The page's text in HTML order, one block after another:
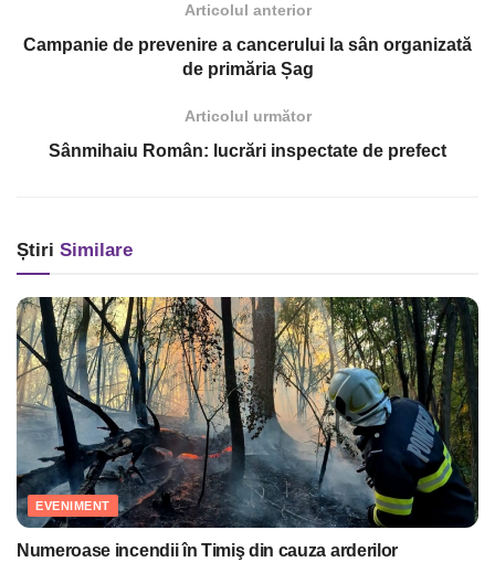
Articolul anterior
Campanie de prevenire a cancerului la sân organizată
de primăria Șag
Articolul următor
Sânmihaiu Român: lucrări inspectate de prefect
Știri Similare
EVENIMENT
Numeroase incendii în Timiş din cauza arderilor